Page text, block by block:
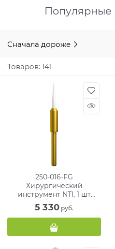
Популярные
Сначала дороже
Товаров: 141
250-016-FG
Хирургический
инструмент NTI, 1 шт
триммер мягких тканей
5 330 руб.